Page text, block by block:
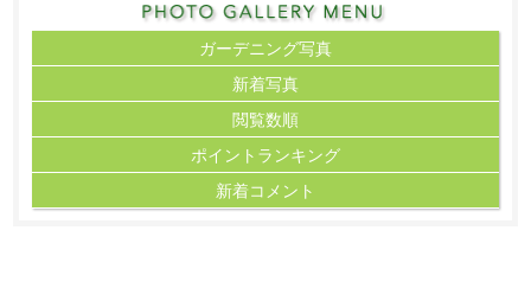
ガーデニング写真
新着写真
閲覧数順
ポイント ランキング
新着コメント